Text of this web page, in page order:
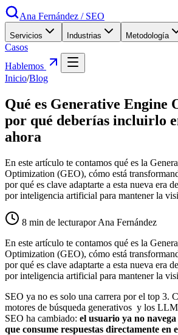
Ana Fernández / SEO
Servicios Industrias Metodología
Casos
Hablemos
Inicio/Blog
Qué es Generative Engine
por qué deberías incluirlo
ahora
En este artículo te contamos qué es la
Optimization (GEO), cómo está
por qué es clave adaptarte a esta nueva era
por inteligencia artificial para mantener la
8 min de lecturapor Ana Fernández
En este artículo te contamos qué es la
Optimization (GEO), cómo está
por qué es clave adaptarte a esta nueva era
por inteligencia artificial para mantener la
SEO ya no es solo una carrera por el top 3.
motores de búsqueda generativos y los
SEO ha cambiado: el usuario ya no
que consume respuestas directamente en